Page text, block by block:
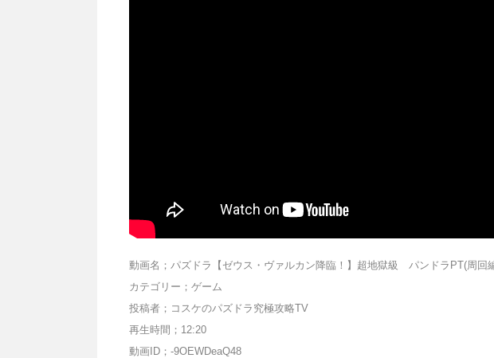
動画名；パズドラ【ゼウス・ヴァルカン降臨！】超地獄級 パンドラPT(周回
カテゴリー；ゲーム
投稿者；コスケのパズドラ究極攻略TV
再生時間；12:20
動画ID；-9OEWDeaQ48